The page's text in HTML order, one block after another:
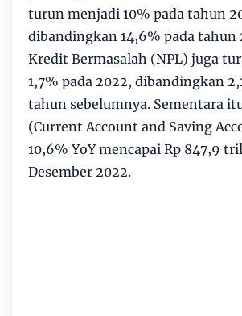
turun menjadi 10% pada tahun
dibandingkan 14,6% pada tahun
Kredit Bermasalah (NPL) juga
1,7% pada 2022, dibandingkan
tahun sebelumnya. Sementara
(Current Account and Saving
10,6% YoY mencapai Rp 847,9
Desember 2022.